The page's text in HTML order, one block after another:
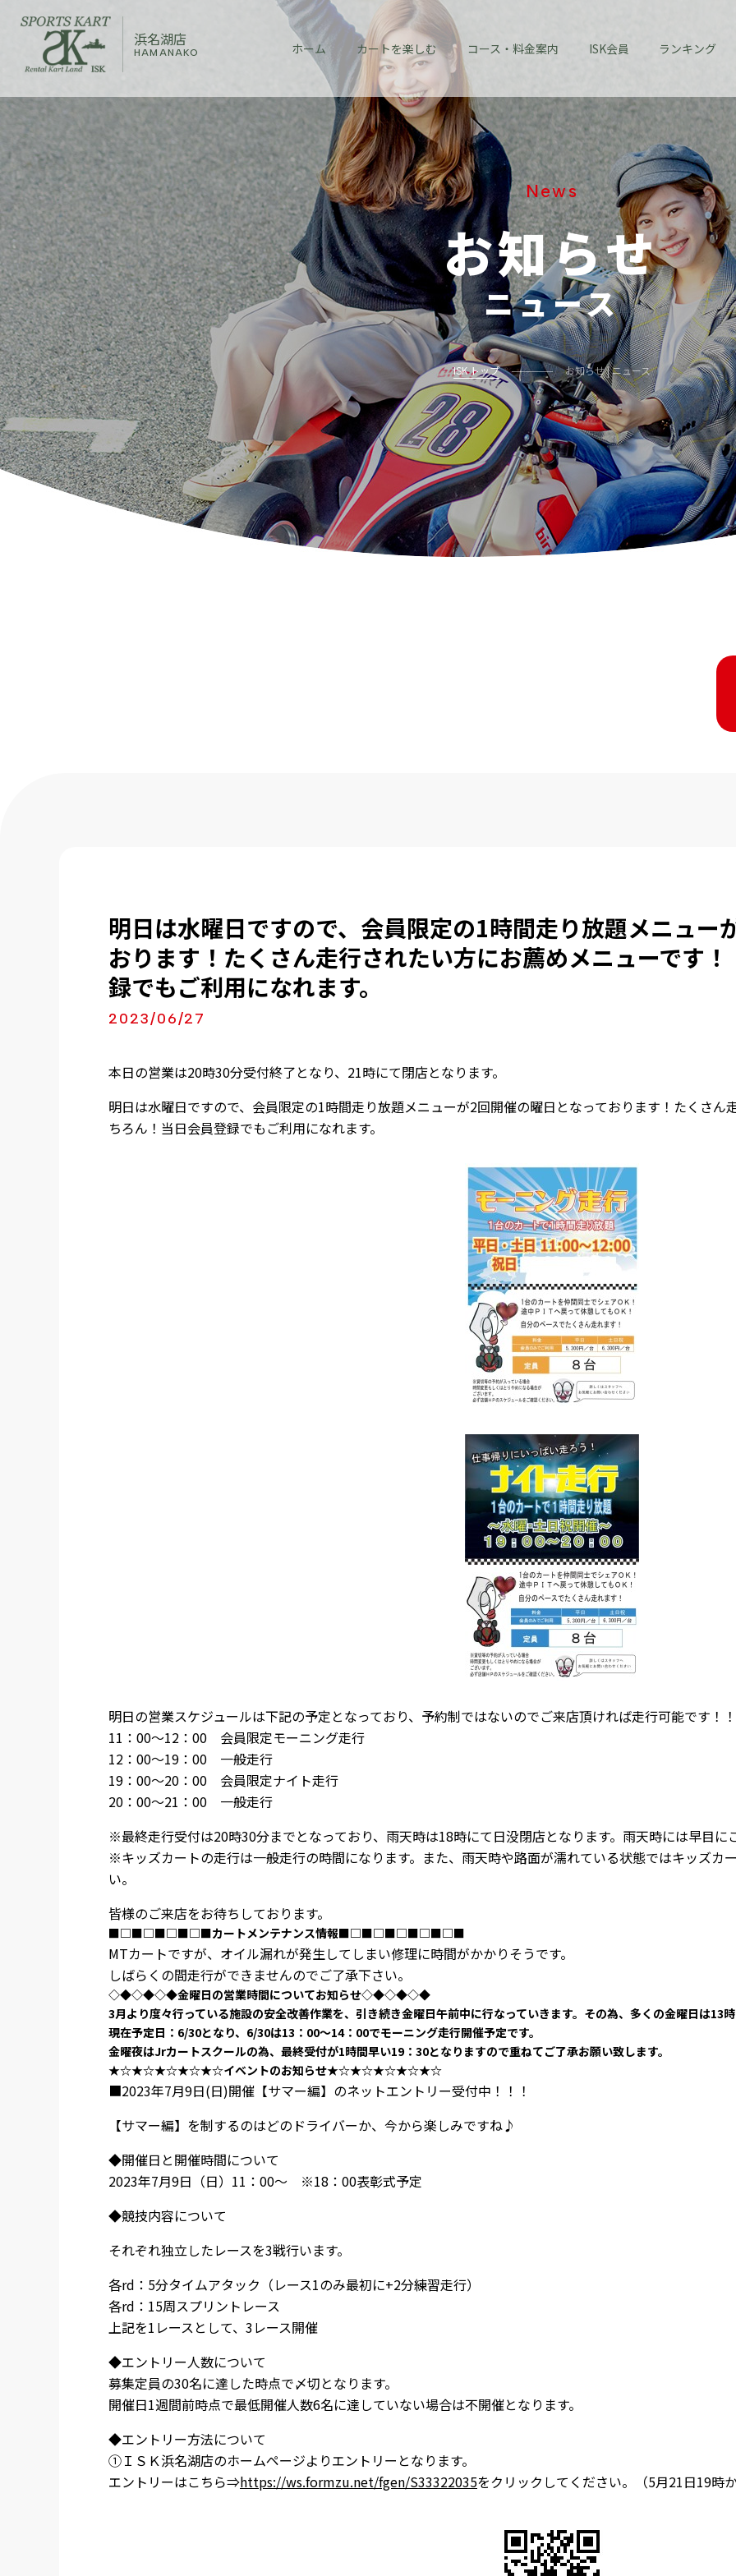
浜名湖店
HAMANAKO ホーム カートを楽しむ コース・料金案内 ISK会員 ランキング
News
お知らせ
ニュース
ISK トップ お知らせ | ニュース
明日は水曜日ですので、会員限定の1時間走り放題メニュー
おります！たくさん走行されたい方にお薦めメニューです
録でもご利用になれます。
2023/06/27
本日の営業は20時30分受付終了となり、21時にて閉店となります。
明日は水曜日ですので、会員限定の1時間走り放題メニューが2回開催の曜日となっております！たくさん
ちろん！当日会員登録でもご利用になれます。
明日の営業スケジュールは下記の予定となっており、予約制ではないのでご来店頂ければ走行可能です！！
11：00～12：00 会員限定モーニング走行
12：00～19：00 一般走行
19：00～20：00 会員限定ナイト走行
20：00～21：00 一般走行
※最終走行受付は20時30分までとなっており、雨天時は18時にて日没閉店となります。雨天時には早目に
※キッズカートの走行は一般走行の時間になります。また、雨天時や路面が濡れている状態ではキッズカ
い。
皆様のご来店をお待ちしております。
■□■□■□■□■カートメンテナンス情報■□■□■□■□■□■
MTカートですが、オイル漏れが発生してしまい修理に時間がかかりそうです。
しばらくの間走行ができませんのでご了承下さい。
◇◆◇◆◇◆金曜日の営業時間についてお知らせ◇◆◇◆◇◆
3月より度々行っている施設の安全改善作業を、引き続き金曜日午前中に行なっていきます。その為、多くの金曜日は13
現在予定日：6/30となり、6/30は13：00～14：00でモーニング走行開催予定です。
金曜夜はJrカートスクールの為、最終受付が1時間早い19：30となりますので重ねてご了承お願い致します。
★☆★☆★☆★☆★☆イベントのお知らせ★☆★☆★☆★☆★☆
■2023年7月9日(日)開催【サマー編】のネットエントリー受付中！！！
【サマー編】を制するのはどのドライバーか、今から楽しみですね♪
◆開催日と開催時間について
2023年7月9日（日）11：00～ ※18：00表彰式予定
◆競技内容について
それぞれ独立したレースを3戦行います。
各rd：5分タイムアタック（レース1のみ最初に+2分練習走行）
各rd：15周スプリントレース
上記を1レースとして、3レース開催
◆エントリー人数について
募集定員の30名に達した時点で〆切となります。
開催日1週間前時点で最低開催人数6名に達していない場合は不開催となります。
◆エントリー方法について
①ＩＳＫ浜名湖店のホームページよりエントリーとなります。
エントリーはこちら⇒https://ws.formzu.net/fgen/S33322035をクリックしてください。（5月21日19時